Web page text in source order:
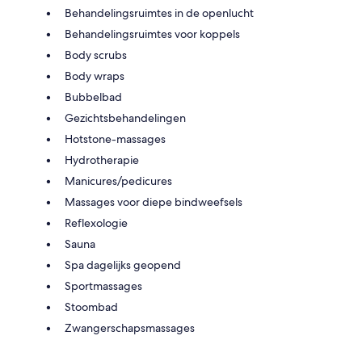
Behandelingsruimtes in de openlucht
Behandelingsruimtes voor koppels
Body scrubs
Body wraps
Bubbelbad
Gezichtsbehandelingen
Hotstone-massages
Hydrotherapie
Manicures/pedicures
Massages voor diepe bindweefsels
Reflexologie
Sauna
Spa dagelijks geopend
Sportmassages
Stoombad
Zwangerschapsmassages